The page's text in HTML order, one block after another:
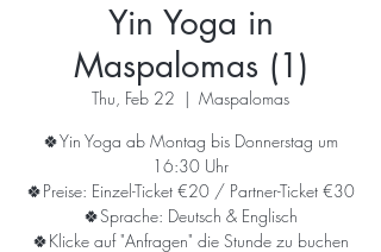
Yin Yoga in
Maspalomas (1)
Thu, Feb 22
  |
Maspalomas
🍀Yin Yoga ab Montag bis Donnerstag um
16:30 Uhr
🍀Preise: Einzel-Ticket €20 / Partner-Ticket €30
🍀Sprache: Deutsch & Englisch
🍀Klicke auf "Anfragen" die Stunde zu buchen